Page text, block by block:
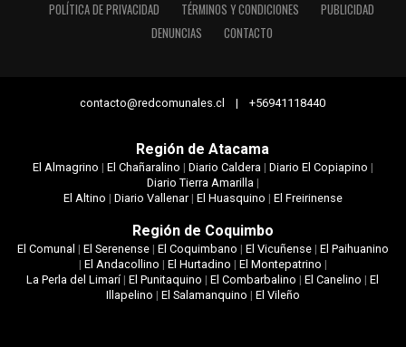
POLÍTICA DE PRIVACIDAD
TÉRMINOS Y CONDICIONES
PUBLICIDAD
DENUNCIAS
CONTACTO
contacto@redcomunales.cl | +56941118440
Región de Atacama
El Almagrino | El Chañaralino | Diario Caldera| Diario El Copiapino |
Diario Tierra Amarilla|
El Altino | Diario Vallenar| El Huasquino | El Freirinense
Región de Coquimbo
El Comunal | El Serenense| El Coquimbano | El Vicuñense| El Paihuanino
| El Andacollino | El Hurtadino | El Montepatrino |
La Perla del Limarí|El Punitaquino |El Combarbalino |El Canelino |El
Illapelino | El Salamanquino | El Vileño